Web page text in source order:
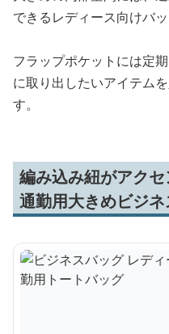
できるレディース向けバッ
フラップポケットには定
に取り出したいアイテム
す。
編み込み紐がアク
通勤用大きめビジ